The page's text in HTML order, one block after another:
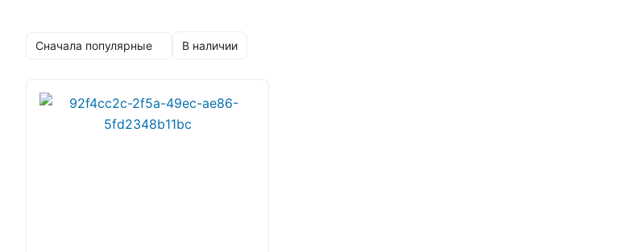
Сначала популярные В наличии